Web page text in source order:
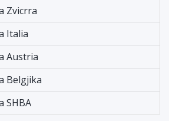
Zvicrra
Italia
Austria
Belgjika
SHBA